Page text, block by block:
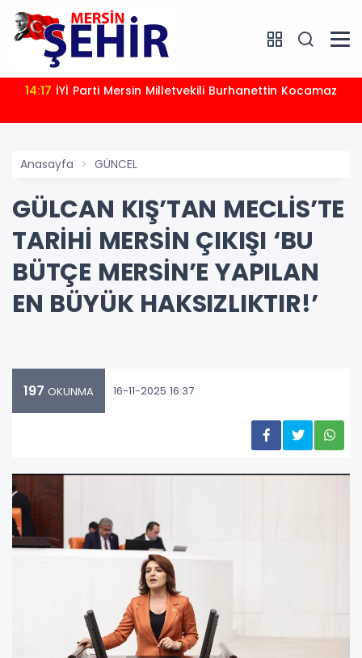
14:17 İYİ Parti Mersin Milletvekili Burhanettin Kocamaz
Anasayfa GÜNCEL
GÜLCAN KIŞ’TAN MECLİS’TE
TARİHİ MERSİN ÇIKIŞI ‘BU
BÜTÇE MERSİN’E YAPILAN
EN BÜYÜK HAKSIZLIKTIR!’
197 OKUNMA 16-11-2025 16:37